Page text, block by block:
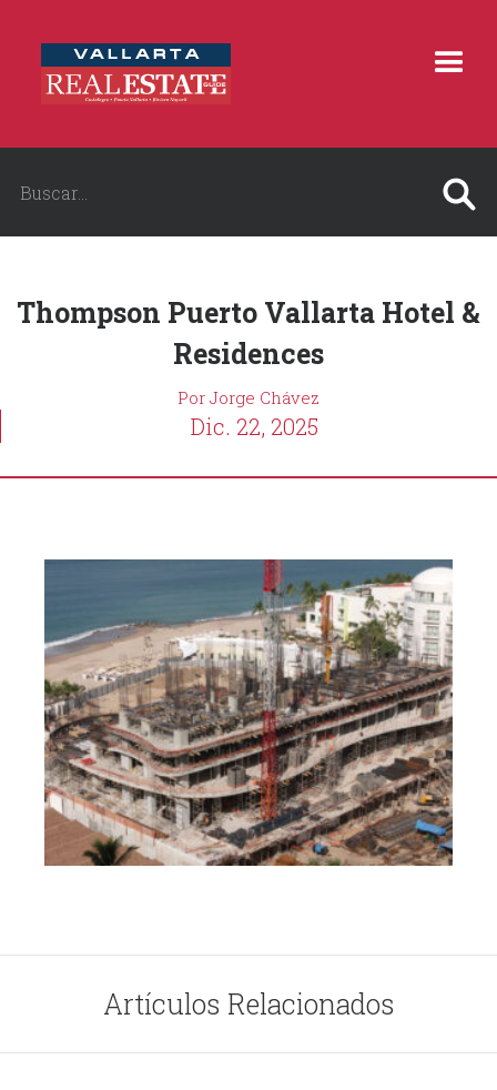
Thompson Puerto Vallarta Hotel &
Residences
Por Jorge Chávez
Dic. 22, 2025
Artículos Relacionados